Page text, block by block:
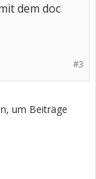
dem doc
#3
um Beiträge